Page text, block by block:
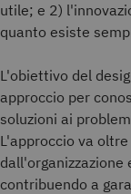
utile; e 2)
quanto esiste
L'obiettivo del
approccio per
soluzioni ai
L'approccio va
contribuendo a